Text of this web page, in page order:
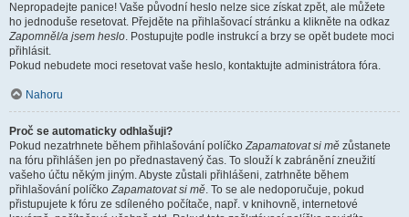
Nepropadejte panice! Vaše původní heslo nelze sice získat zpět, ale můžete
ho jednoduše resetovat. Přejděte na přihlašovací stránku a klikněte na odkaz
Zapomněl/a jsem heslo. Postupujte podle instrukcí a brzy se opět budete moci
přihlásit.
Pokud nebudete moci resetovat vaše heslo, kontaktujte administrátora fóra.
Nahoru
Proč se automaticky odhlašuji?
Pokud nezatrhnete během přihlašování políčkoZapamatovat si mě zůstanete
na fóru přihlášen jen po přednastavený čas. To slouží k zabránění zneužití
vašeho účtu někým jiným. Abyste zůstali přihlášeni, zatrhněte během
přihlašování políčkoZapamatovat si mě. To se ale nedoporučuje, pokud
přistupujete k fóru ze sdíleného počítače, např. v knihovně, internetové